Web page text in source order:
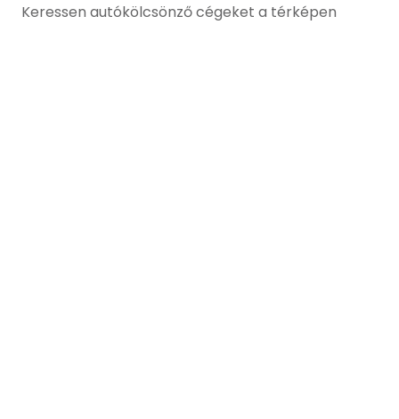
Keressen autókölcsönző cégeket a térképen